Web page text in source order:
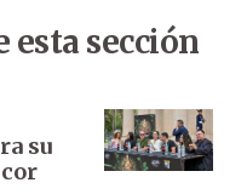
esta sección
su